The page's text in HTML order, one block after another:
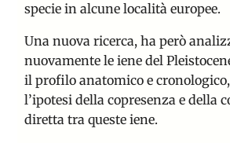
specie in alcune località europee.
Una nuova ricerca, ha però
nuovamente le iene del
il profilo anatomico e
l’ipotesi della copresenza e della
diretta tra queste iene.